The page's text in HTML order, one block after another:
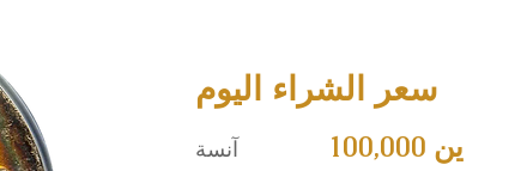
سعر الشراء اليوم
آنسة
100,000 ين